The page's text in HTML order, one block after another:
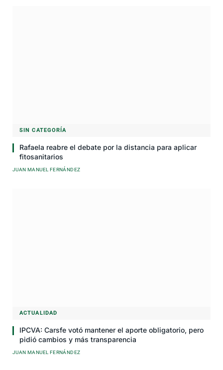
SIN CATEGORÍA
Rafaela reabre el debate por la distancia para aplicar
fitosanitarios
JUAN MANUEL FERNÁNDEZ
ACTUALIDAD
IPCVA: Carsfe votó mantener el aporte obligatorio, pero
pidió cambios y más transparencia
JUAN MANUEL FERNÁNDEZ